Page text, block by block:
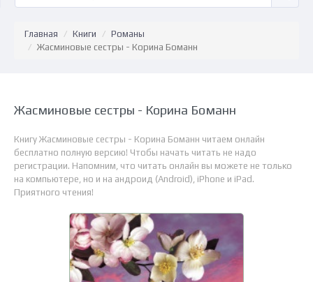
Главная Книги
Романы
Жасминовые сестры - Корина Боманн
Жасминовые сестры - Корина Боманн
Книгу Жасминовые сестры - Корина Боманн читаем онлайн
бесплатно полную версию! Чтобы начать читать не надо
регистрации. Напомним, что читать онлайн вы можете не только
на компьютере, но и на андроид (Android), iPhone и iPad.
Приятного чтения!